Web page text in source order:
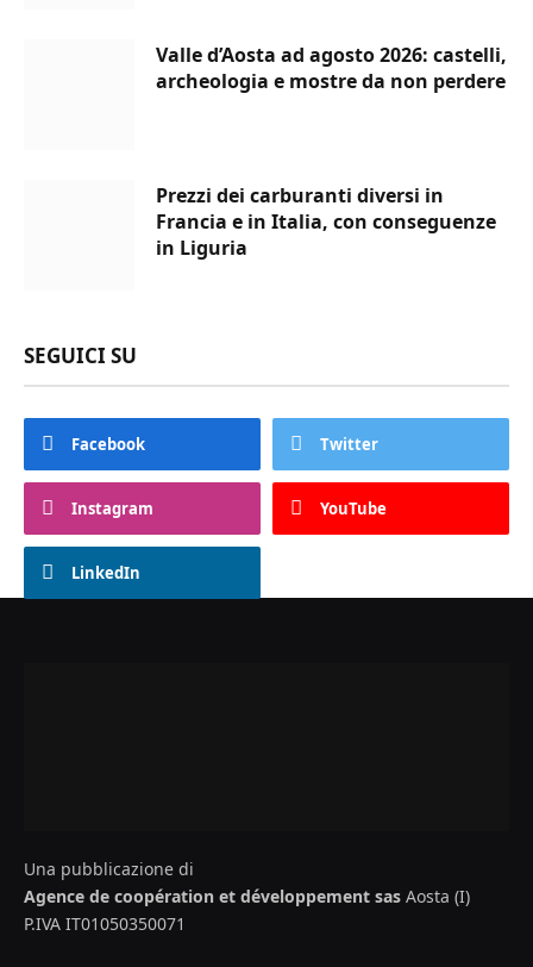
Valle d’Aosta ad agosto 2026: castelli,
archeologia e mostre da non perdere
Prezzi dei carburanti diversi in
Francia e in Italia, con conseguenze
in Liguria
SEGUICI SU
Facebook Twitter
Instagram YouTube
LinkedIn
Una pubblicazione di
Agence de coopération et développement sas Aosta (I)
P.IVA IT01050350071